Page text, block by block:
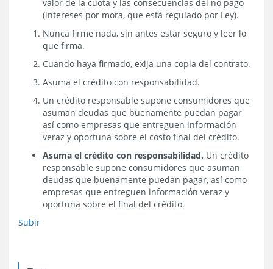
valor de la cuota y las consecuencias del no pago
(intereses por mora, que está regulado por Ley).
Nunca firme nada, sin antes estar seguro y leer lo
que firma.
Cuando haya firmado, exija una copia del contrato.
Asuma el crédito con responsabilidad.
Un crédito responsable supone consumidores que
asuman deudas que buenamente puedan pagar
así como empresas que entreguen información
veraz y oportuna sobre el costo final del crédito.
Asuma el crédito con responsabilidad. Un crédito
responsable supone consumidores que asuman
deudas que buenamente puedan pagar, así como
empresas que entreguen información veraz y
oportuna sobre el final del crédito.
Subir